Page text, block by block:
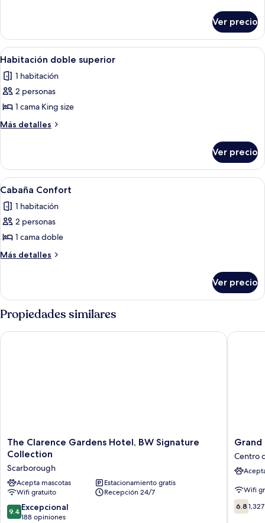
Deluxe
Ver precio
Abrir
todas
las
fotos
de
Habitación
Una habitación de hotel con cama,
2
Habitación doble superior
1 habitación
2 personas
1 cama King size
Más detalles
Más
doble
superior
Ver precio
Abrir
todas
las
fotos
de
Cabaña
Una habitación de hotel con una
1
Cabaña Confort
1 habitación
2 personas
1 cama doble
Más detalles
Más
Confort
Ver precio
Propiedades similares
The
Clarence
Hotel,
BW
Signature
Collection
Scarborough
The Clarence Gardens Hotel, BW Signature
Collection
Scarborough
Acepta mascotas
Estacionamiento gratis
Wifi gratuito
Recepción 24/7
9.4
de
9.4 Excepcional
188 opiniones
The Clarence Gardens Hotel, BW Signature Collection
Grand
Hotel
Centro
la
ciudad
de
Grand
Centro
Wifi
6.8
de
6.8
Grand